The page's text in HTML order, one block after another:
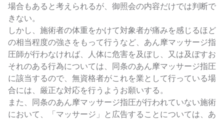
場合もあると考えられるが、御照会の内容だけでは判断で
きない。
しかし、施術者の体重をかけて対象者が痛みを感じるほど
の相当程度の強さをもって行うなど、あん摩マッサージ指
圧師が行わなければ、人体に危害を及ぼし、又は及ぼすお
それのある行為については、同条のあん摩マッサージ指圧
に該当するので、無資格者がこれを業として行っている場
合には、厳正な対応を行うようお願いする。
また、同条のあん摩マッサージ指圧が行われていない施術
において、「マッサージ」と広告することについては、あ